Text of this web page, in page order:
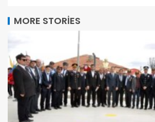
MORE STORIES